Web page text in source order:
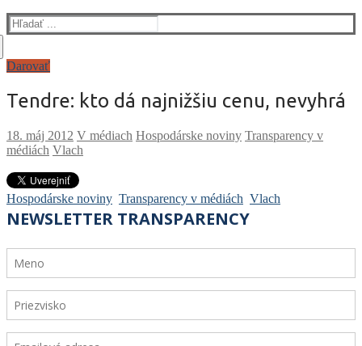
Hľadať:
Darovať
Tendre: kto dá najnižšiu cenu, nevyhrá
V médiach Hospodárske noviny Transparency v
médiách Vlach
Hospodárske noviny Transparency v médiách Vlach